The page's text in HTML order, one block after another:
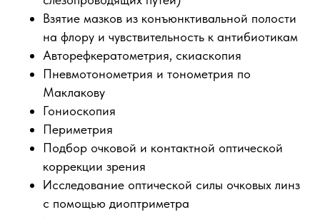
Взятие мазков из конъюнктивальной полости
на флору и чувствительность к антибиотикам
Авторефкератометрия, скиаскопия
Пневмотонометрия и тонометрия по
Маклакову
Гониоскопия
Периметрия
Подбор очковой и контактной оптической
коррекции зрения
Исследование оптической силы очковых линз
с помощью диоптриметра